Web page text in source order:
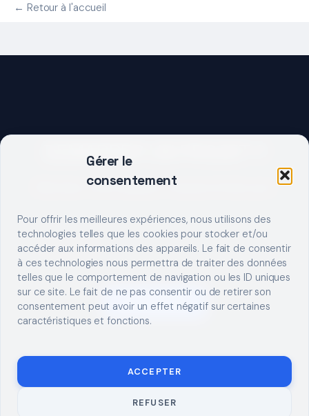
Gérer le
consentement
Pour offrir les meilleures expériences, nous utilisons des
technologies telles que les cookies pour stocker et/ou
accéder aux informations des appareils. Le fait de consentir
à ces technologies nous permettra de traiter des données
telles que le comportement de navigation ou les ID uniques
sur ce site. Le fait de ne pas consentir ou de retirer son
consentement peut avoir un effet négatif sur certaines
caractéristiques et fonctions.
ACCEPTER
REFUSER
← Retour à l'accueil
DEMARRER UN PROJET ?
Décrivez votre besoin, trouvez le bon pro.
S'INSCRIRE